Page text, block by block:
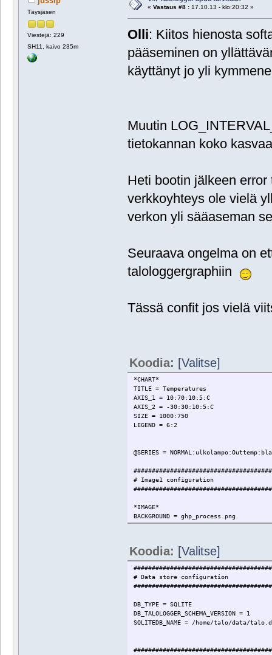
Täysjäsen
Viestejä: 229
SH11, kaivo 235m
« Vastaus #8 :17.10.13 - klo:20:32 »
Olli: Kiitos hienosta
pääseminen on
käyttänyt jo yli
Muutin
tietokannan koko
Heti bootin jälkeen
verkkoyhteys ole vielä
verkon yli sääaseman
Seuraava ongelma on
talologgergraphiin
Tässä confit jos vielä
Koodia: [Valitse]
*CHART*
TITLE = Temperatures
AXIS_1 = 10:70:10:5:C
AXIS_2 = -30:30:10:5:C
SIZE = 1000:750
LEGEND = 6:2
@SERIES =
# Image1 configuration
*IMAGE*
BACKGROUND = ghp_process.png
TITLE = 235:295:black:GHP process
@POSITION =
Koodia: [Valitse]
# Data store configuration
DB_TYPE = SQLITE
DB_TALOLOGGER_SCHEMA_VERSION = 1
SQLITEDB_NAME = /home/talo/data/